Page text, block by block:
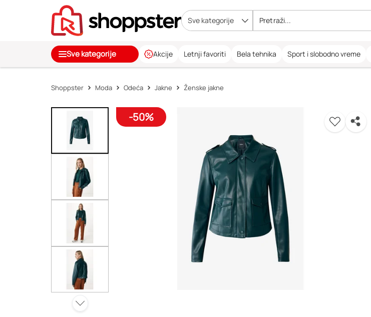
Sve kategorije
Sve kategorije Akcije Letnji favoriti Bela tehnika Sport i slobodno vreme
Shoppster Moda Odeća Jakne Ženske jakne
-50%